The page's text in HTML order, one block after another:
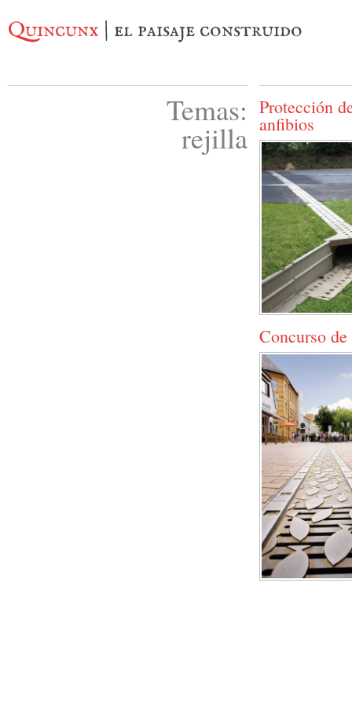
Quincunx | el paisaje construido
Temas:
rejilla
Protección
anfibios
Concurso